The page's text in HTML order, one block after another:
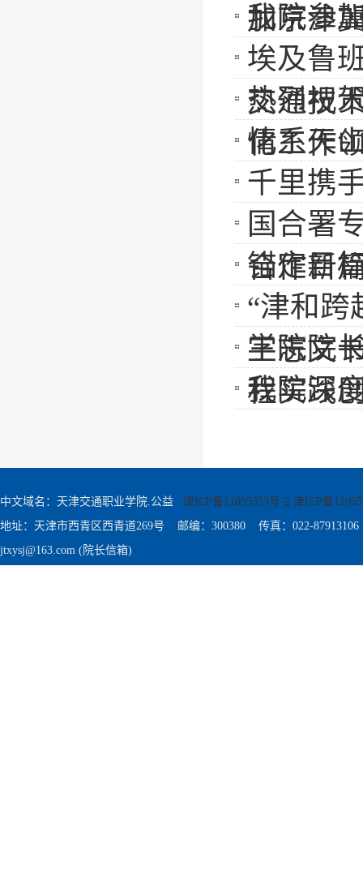
加京津
我院参
埃及鲁
交通技
热烈祝
化工作
情系天
千里携
国合署
合作新
锚定目
“津和
王志文
学院院
程实践
我院深
中文域名：天津交通职业学院.公益 津ICP备11005353号-2 津ICP备
地址：天津市西青区西青道269号 邮编：300380 传真：022-87913106
jtxysj@163.com (院长信箱)